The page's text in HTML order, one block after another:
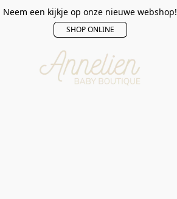
Neem een kijkje op onze nieuwe webshop!
SHOP ONLINE